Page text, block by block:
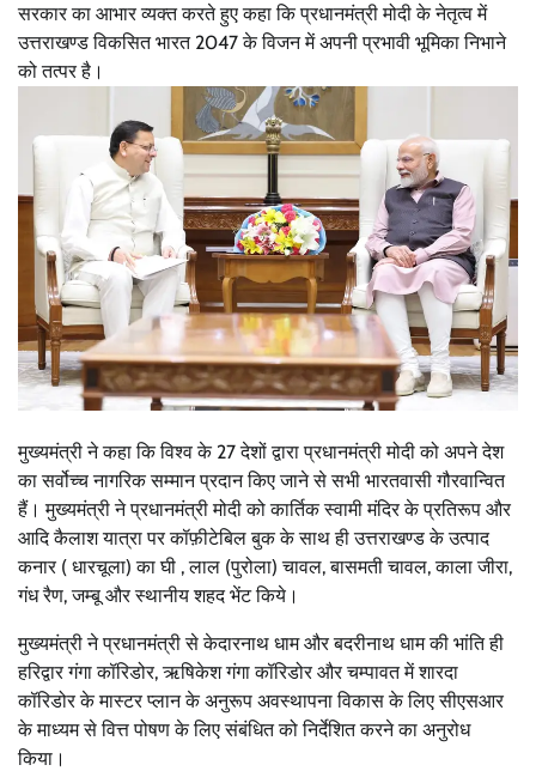
सरकार का आभार व्यक्त करते हुए कहा कि प्रधानमंत्री मोदी के नेतृत्व में
उत्तराखण्ड विकसित भारत 2047 के विजन में अपनी प्रभावी भूमिका निभाने
को तत्पर है।
मुख्यमंत्री ने कहा कि विश्व के 27 देशों द्वारा प्रधानमंत्री मोदी को अपने देश
का सर्वोच्च नागरिक सम्मान प्रदान किए जाने से सभी भारतवासी गौरवान्वित
हैं। मुख्यमंत्री ने प्रधानमंत्री मोदी को कार्तिक स्वामी मंदिर के प्रतिरूप और
आदि कैलाश यात्रा पर कॉफ़ीटेबिल बुक के साथ ही उत्तराखण्ड के उत्पाद
कनार ( धारचूला) का घी , लाल (पुरोला) चावल, बासमती चावल, काला जीरा,
गंध रैण, जम्बू और स्थानीय शहद भेंट किये।
मुख्यमंत्री ने प्रधानमंत्री से केदारनाथ धाम और बदरीनाथ धाम की भांति ही
हरिद्वार गंगा कॉरिडोर, ऋषिकेश गंगा कॉरिडोर और चम्पावत में शारदा
कॉरिडोर के मास्टर प्लान के अनुरूप अवस्थापना विकास के लिए सीएसआर
के माध्यम से वित्त पोषण के लिए संबंधित को निर्देशित करने का अनुरोध
किया।